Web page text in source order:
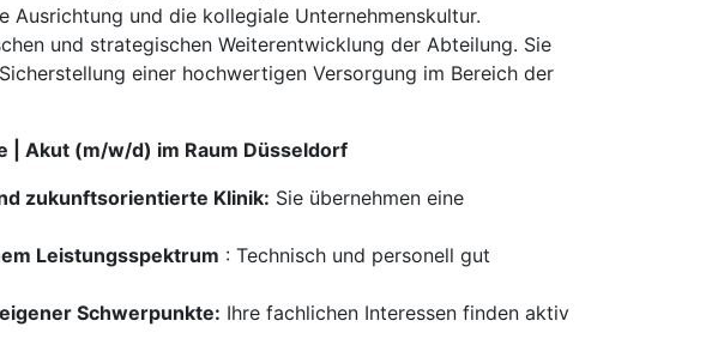
und die kollegiale Unternehmenskultur.
und strategischen Weiterentwicklung der Abteilung. Sie
einer hochwertigen Versorgung im Bereich der
| Akut (m/w/d) im Raum Düsseldorf
zukunftsorientierte Klinik: Sie übernehmen eine
Leistungsspektrum : Technisch und personell gut
Schwerpunkte: Ihre fachlichen Interessen finden aktiv